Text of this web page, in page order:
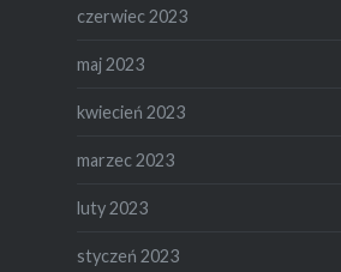
czerwiec 2023
maj 2023
kwiecień 2023
marzec 2023
luty 2023
styczeń 2023